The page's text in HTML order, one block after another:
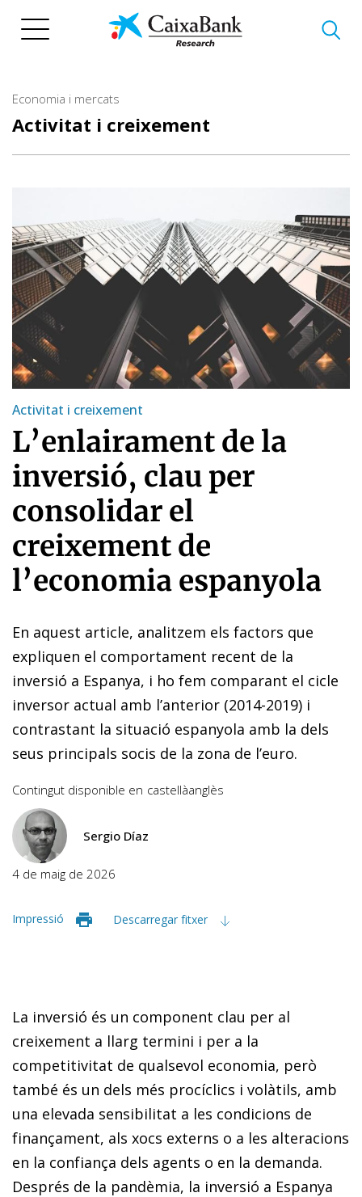
Economia i mercats
Activitat i creixement
Activitat i creixement
L’enlairament de la
inversió, clau per
consolidar el
creixement de
l’economia espanyola
En aquest article, analitzem els factors que
expliquen el comportament recent de la
inversió a Espanya, i ho fem comparant el cicle
inversor actual amb l’anterior (2014-2019) i
contrastant la situació espanyola amb la dels
seus principals socis de la zona de l’euro.
Contingut disponible en castellàanglès
Sergio Díaz
4 de maig de 2026
Impressió Descarregar fitxer
La inversió és un component clau per al
creixement a llarg termini i per a la
competitivitat de qualsevol economia, però
també és un dels més procíclics i volàtils, amb
una elevada sensibilitat a les condicions de
finançament, als xocs externs o a les alteracions
en la confiança dels agents o en la demanda.
Després de la pandèmia, la inversió a Espanya